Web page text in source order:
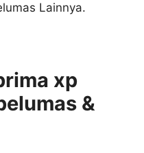
Lainnya.
xp
&